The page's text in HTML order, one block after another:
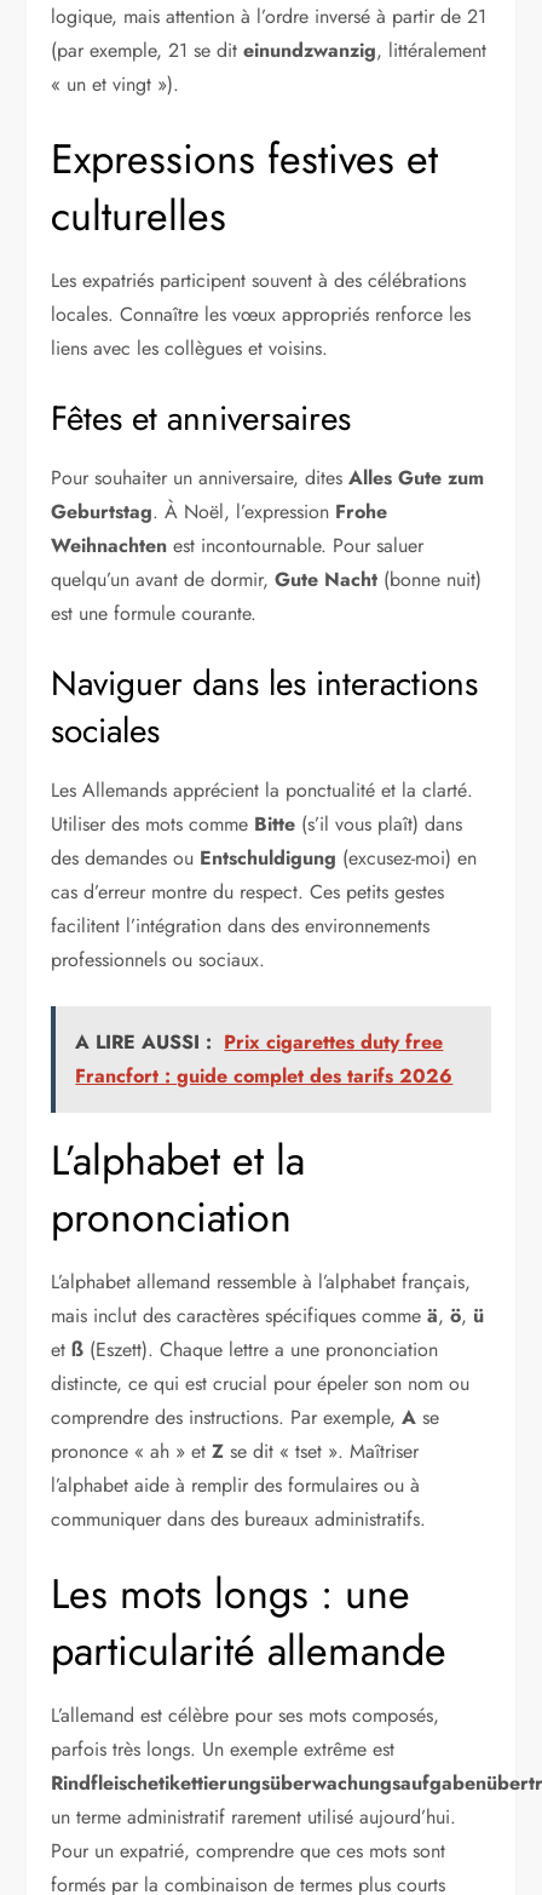
logique, mais attention à l’ordre inversé à partir de 21
(par exemple, 21 se diteinundzwanzig, littéralement
« un et vingt »).
Expressions festives et
culturelles
Les expatriés participent souvent à des célébrations
locales. Connaître les vœux appropriés renforce les
liens avec les collègues et voisins.
Fêtes et anniversaires
Pour souhaiter un anniversaire, ditesAlles Gute zum
Geburtstag. À Noël, l’expression Frohe
Weihnachten est incontournable. Pour saluer
quelqu’un avant de dormir,Gute Nacht (bonne nuit)
est une formule courante.
Naviguer dans les interactions
sociales
Les Allemands apprécient la ponctualité et la clarté.
Utiliser des mots comme Bitte (s’il vous plaît) dans
des demandes ou Entschuldigung (excusez-moi) en
cas d’erreur montre du respect. Ces petits gestes
facilitent l’intégration dans des environnements
professionnels ou sociaux.
A LIRE AUSSI : Prix cigarettes duty free
Francfort : guide complet des tarifs 2026
L’alphabet et la
prononciation
L’alphabet allemand ressemble à l’alphabet français,
mais inclut des caractères spécifiques commeä,ö, ü
etß (Eszett). Chaque lettre a une prononciation
distincte, ce qui est crucial pour épeler son nom ou
comprendre des instructions. Par exemple,A se
prononce « ah » etZ se dit « tset ». Maîtriser
l’alphabet aide à remplir des formulaires ou à
communiquer dans des bureaux administratifs.
Les mots longs : une
particularité allemande
L’allemand est célèbre pour ses mots composés,
parfois très longs. Un exemple extrême est
un terme administratif rarement utilisé aujourd’hui.
Pour un expatrié, comprendre que ces mots sont
formés par la combinaison de termes plus courts